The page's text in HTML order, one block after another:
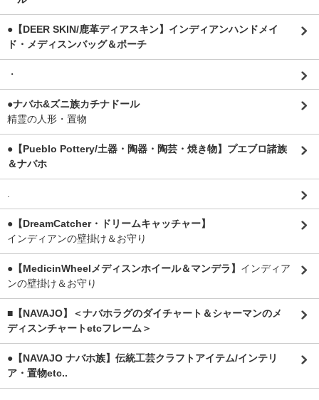
●【DEER SKIN/鹿革ディアスキン】インディアンハンドメイ
ド・メディスンバッグ＆ポーチ
・
●ナバホ&ズニ族カチナドール
精霊の人形・置物
●【Pueblo Pottery/土器・陶器・陶芸・焼き物】プエブロ諸族
＆ナバホ
●【DreamCatcher・ドリームキャッチャー】
インディアンの壁掛け＆お守り
●【MedicinWheelメディスンホイール＆マンデラ】 インディア
ンの壁掛け＆お守り
■【NAVAJO】＜ナバホラグのダイチャート＆シャーマンのメ
ディスンチャートetcフレーム＞
●【NAVAJO ナバホ族】伝統工芸クラフトアイテム/インテリ
ア・置物etc..